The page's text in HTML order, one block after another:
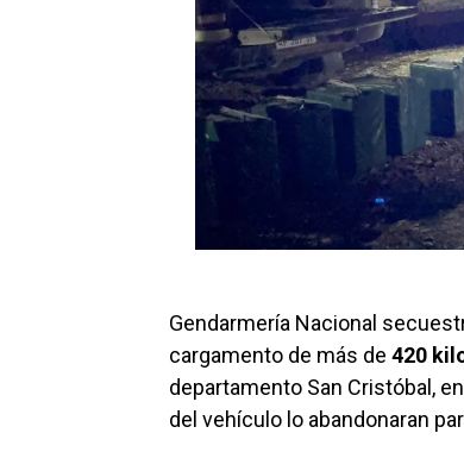
Gendarmería Nacional
cargamento de más de 420
departamento San Cristóbal,
del vehículo lo abandonaran